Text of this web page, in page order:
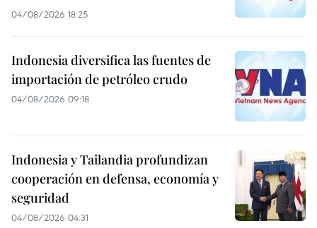
04/08/2026 18:25
Indonesia diversifica las fuentes de
importación de petróleo crudo
04/08/2026 09:18
Indonesia y Tailandia profundizan
cooperación en defensa, economía y
seguridad
04/08/2026 04:31